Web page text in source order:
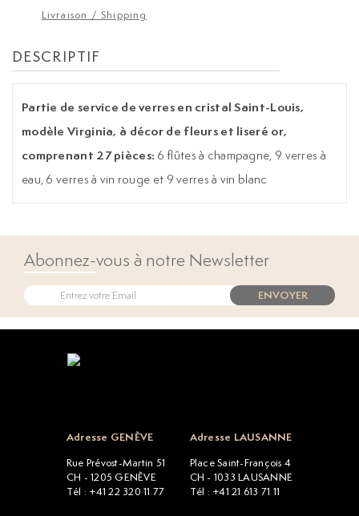
Livraison / Shipping
DESCRIPTIF
Partie de service de verres en cristal Saint-Louis,
modèle Virginia, à décor de fleurs et liseré or,
comprenant 27 pièces: 6 flûtes à champagne, 9 verres à
eau, 6 verres à vin rouge et 9 verres à vin blanc
Abonnez-vous à notre Newsletter
ENVOYER
Adresse GENÈVE
Rue Prévost-Martin 51
CH - 1205 GENÈVE
Tél : +41 22 320 11 77
Adresse LAUSANNE
Place Saint-François 4
CH - 1033 LAUSANNE
Tél : +41 21 613 71 11